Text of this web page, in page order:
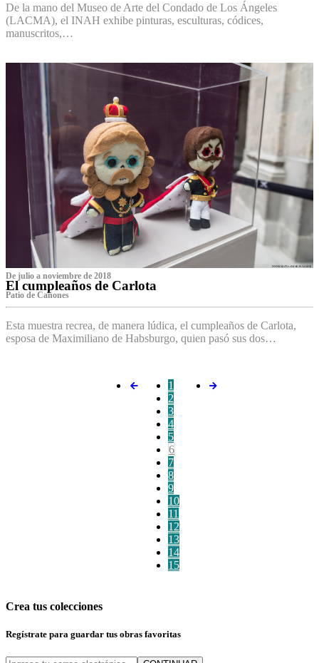
De la mano del Museo de Arte del Condado de Los Ángeles
(LACMA), el INAH exhibe pinturas, esculturas, códices,
manuscritos,…
De julio a noviembre de 2018
El cumpleaños de Carlota
Patio de Cañones
Esta muestra recrea, de manera lúdica, el cumpleaños de Carlota,
esposa de Maximiliano de Habsburgo, quien pasó sus dos…
1
2
3
4
5
6
7
8
9
10
11
12
13
14
15
Crea tus colecciones
Regístrate para guardar tus obras favoritas